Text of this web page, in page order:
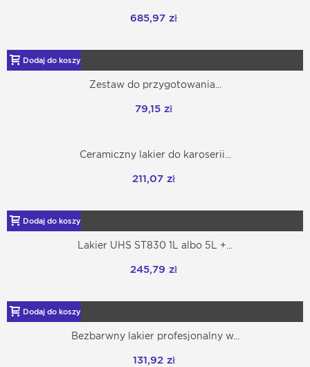
685,97 zł
Dodaj do koszyka
Zestaw do przygotowania...
79,15 zł
Ceramiczny lakier do karoserii...
211,07 zł
Dodaj do koszyka
Lakier UHS ST830 1L albo 5L +...
245,79 zł
Dodaj do koszyka
Bezbarwny lakier profesjonalny w...
131,92 zł